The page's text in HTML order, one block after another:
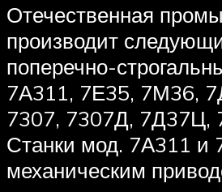
Отечественная
производит
поперечно-
7А311, 7Е35, 7М36,
7307, 7307Д, 7Д37Ц,
Станки мод. 7А311
механическим